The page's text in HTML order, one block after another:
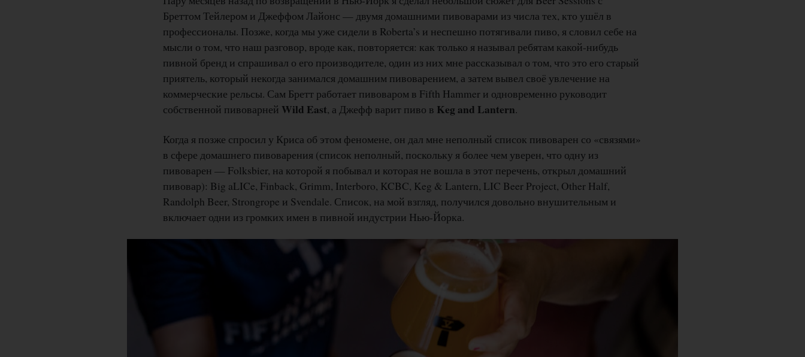
Бреттом Тейлером и Джеффом Лайонс — двумя домашними пивоварами из числа тех, кто ушёл в
профессионалы. Позже, когда мы уже сидели в Roberta’s и неспешно потягивали пиво, я словил себе на
мысли о том, что наш разговор, вроде как, повторяется: как только я называл ребятам какой-нибудь
пивной бренд и спрашивал о его производителе, один из них мне рассказывал о том, что это его старый
приятель, который некогда занимался домашним пивоварением, а затем вывел своё увлечение на
коммерческие рельсы. Сам Бретт работает пивоваром в Fifth Hammer и одновременно руководит
собственной пивоварней Wild East, а Джефф варит пиво в Keg and Lantern.
Когда я позже спросил у Криса об этом феномене, он дал мне неполный список пивоварен со «связями»
в сфере домашнего пивоварения (список неполный, поскольку я более чем уверен, что одну из
пивоварен — Folksbier, на которой я побывал и которая не вошла в этот перечень, открыл домашний
пивовар): Big aLICe, Finback, Grimm, Interboro, KCBC, Keg & Lantern, LIC Beer Project, Other Half,
Randolph Beer, Strongrope и Svendale. Список, на мой взгляд, получился довольно внушительным и
включает одни из громких имен в пивной индустрии Нью-Йорка.